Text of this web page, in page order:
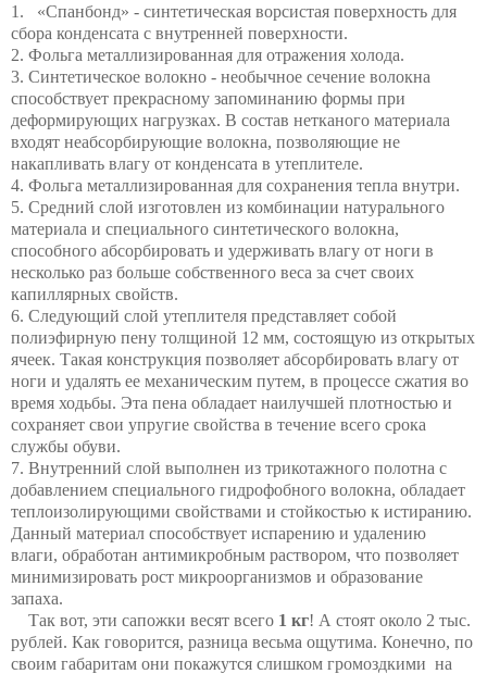
1. «Спанбонд» - синтетическая ворсистая поверхность для
сбора конденсата с внутренней поверхности.
2. Фольга металлизированная для отражения холода.
3. Синтетическое волокно - необычное сечение волокна
способствует прекрасному запоминанию формы при
деформирующих нагрузках. В состав нетканого материала
входят неабсорбирующие волокна, позволяющие не
накапливать влагу от конденсата в утеплителе.
4. Фольга металлизированная для сохранения тепла внутри.
5. Средний слой изготовлен из комбинации натурального
материала и специального синтетического волокна,
способного абсорбировать и удерживать влагу от ноги в
несколько раз больше собственного веса за счет своих
капиллярных свойств.
6. Следующий слой утеплителя представляет собой
полиэфирную пену толщиной 12 мм, состоящую из открытых
ячеек. Такая конструкция позволяет абсорбировать влагу от
ноги и удалять ее механическим путем, в процессе сжатия во
время ходьбы. Эта пена обладает наилучшей плотностью и
сохраняет свои упругие свойства в течение всего срока
службы обуви.
7. Внутренний слой выполнен из трикотажного полотна с
добавлением специального гидрофобного волокна, обладает
теплоизолирующими свойствами и стойкостью к истиранию.
Данный материал способствует испарению и удалению
влаги, обработан антимикробным раствором, что позволяет
минимизировать рост микроорганизмов и образование
запаха.
Так вот, эти сапожки весят всего 1 кг! А стоят около 2 тыс.
рублей. Как говорится, разница весьма ощутима. Конечно, по
своим габаритам они покажутся слишком громоздкими на